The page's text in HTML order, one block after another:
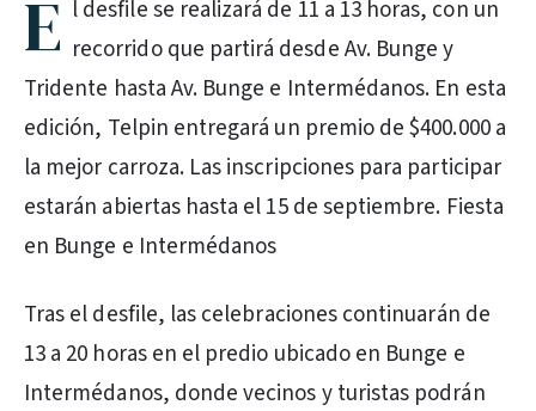
E l desfile se realizará de 11 a 13 horas, con un
recorrido que partirá desde Av. Bunge y
Tridente hasta Av. Bunge e Intermédanos. En esta
edición, Telpin entregará un premio de $400.000 a
la mejor carroza. Las inscripciones para participar
estarán abiertas hasta el 15 de septiembre. Fiesta
en Bunge e Intermédanos
Tras el desfile, las celebraciones continuarán de
13 a 20 horas en el predio ubicado en Bunge e
Intermédanos, donde vecinos y turistas podrán